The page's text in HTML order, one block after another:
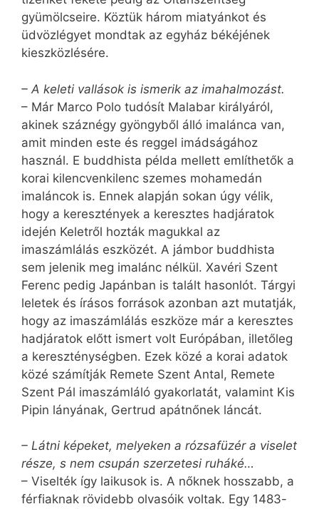
gyümölcseire. Köztük három miatyánkot és
üdvözlégyet mondtak az egyház békéjének
kieszközlésére.
– A keleti vallások is ismerik az imahalmozást.
– Már Marco Polo tudósít Malabar királyáról,
akinek száznégy gyöngyből álló imalánca van,
amit minden este és reggel imádságához
használ. E buddhista példa mellett említhetők a
korai kilencvenkilenc szemes mohamedán
imaláncok is. Ennek alapján sokan úgy vélik,
hogy a keresztények a keresztes hadjáratok
idején Keletről hozták magukkal az
imaszámlálás eszközét. A jámbor buddhista
sem jelenik meg imalánc nélkül. Xavéri Szent
Ferenc pedig Japánban is talált hasonlót. Tárgyi
leletek és írásos források azonban azt mutatják,
hogy az imaszámlálás eszköze már a keresztes
hadjáratok előtt ismert volt Európában, illetőleg
a kereszténységben. Ezek közé a korai adatok
közé számítják Remete Szent Antal, Remete
Szent Pál imaszámláló gyakorlatát, valamint Kis
Pipin lányának, Gertrud apátnőnek láncát.
– Látni képeket, melyeken a rózsafüzér a viselet
része, s nem csupán szerzetesi ruháké…
– Viselték így laikusok is. A nőknek hosszabb, a
férfiaknak rövidebb olvasóik voltak. Egy 1483-